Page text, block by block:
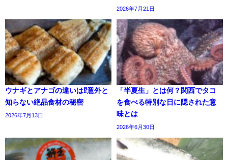
2026年7月21日
ウナギとアナゴの違いは⁉意外と
知らない絶品食材の秘密
2026年7月13日
「半夏生」とは何？関西でタコ
を食べる特別な日に隠された意
味とは
2026年6月30日